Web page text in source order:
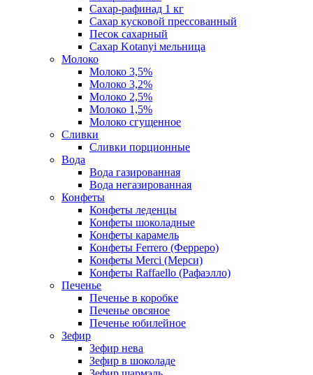
Сахар-рафинад 1 кг
Сахар кусковой прессованный
Песок сахарный
Сахар Kotanyi мельница
Молоко
Молоко 3,5%
Молоко 3,2%
Молоко 2,5%
Молоко 1,5%
Молоко сгущенное
Сливки
Сливки порционные
Вода
Вода газированная
Вода негазированная
Конфеты
Конфеты леденцы
Конфеты шоколадные
Конфеты карамель
Конфеты Ferrero (Ферреро)
Конфеты Merci (Мерси)
Конфеты Raffaello (Рафаэлло)
Печенье
Печенье в коробке
Печенье овсяное
Печенье юбилейное
Зефир
Зефир нева
Зефир в шоколаде